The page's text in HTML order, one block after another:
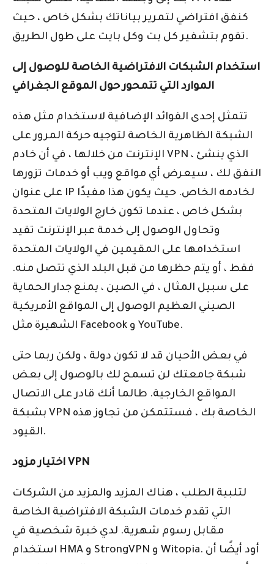
كنفق افتراضي لتمرير بياناتك بشكل خاص ، حيث
تقوم بتشفير كل بت وكل بايت على طول الطريق.
استخدام الشبكات الافتراضية الخاصة للوصول إلى
الموارد التي تتمحور حول الموقع الجغرافي
تتمثل إحدى الفوائد الإضافية لاستخدام مثل هذه
الشبكة الظاهرية الخاصة لتوجيه حركة المرور على
الإنترنت من خلالها ، في أن خادم VPN ، الذي ينشئ
النفق لك ، سيعرض أي مواقع ويب أو خدمات تزورها
على عنوان IP لخادمه الخاص. حيث يكون هذا مفيدًا
بشكل خاص ، عندما تكون خارج الولايات المتحدة
وتحاول الوصول إلى خدمة عبر الإنترنت تقيد
استخدامها على المقيمين في الولايات المتحدة
فقط ، أو يتم حظرها من قبل البلد الذي تتصل منه.
على سبيل المثال ، في الصين ، يمنع جدار الحماية
الصيني العظيم الوصول إلى المواقع الأمريكية
الشهيرة مثل Facebook و YouTube.
في بعض الأحيان قد لا تكون دولة ، ولكن ربما حتى
شبكة جامعتك لن تسمح لك بالوصول إلى بعض
المواقع الخارجية. طالما أنك قادر على الاتصال
بشبكة VPN الخاصة بك ، فستتمكن من تجاوز هذه
القيود.
اختيار مزود VPN
لتلبية الطلب ، هناك المزيد والمزيد من الشركات
التي تقدم خدمات الشبكة الافتراضية الخاصة
مقابل رسوم شهرية. لدي خبرة شخصية في
استخدام HMA و StrongVPN و Witopia. أود أيضًا أن